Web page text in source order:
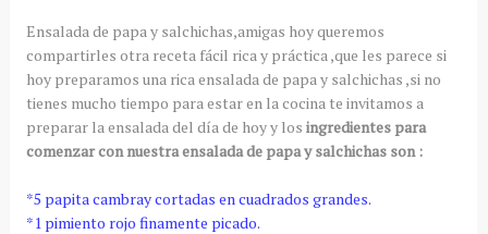
Ensalada de papa y salchichas,amigas hoy queremos
compartirles otra receta fácil rica y práctica ,que les parece si
hoy preparamos una rica ensalada de papa y salchichas ,si no
tienes mucho tiempo para estar en la cocina te invitamos a
preparar la ensalada del día de hoy y los ingredientes para
comenzar con nuestra ensalada de papa y salchichas son :
*5 papita cambray cortadas en cuadrados grandes.
*1 pimiento rojo finamente picado.